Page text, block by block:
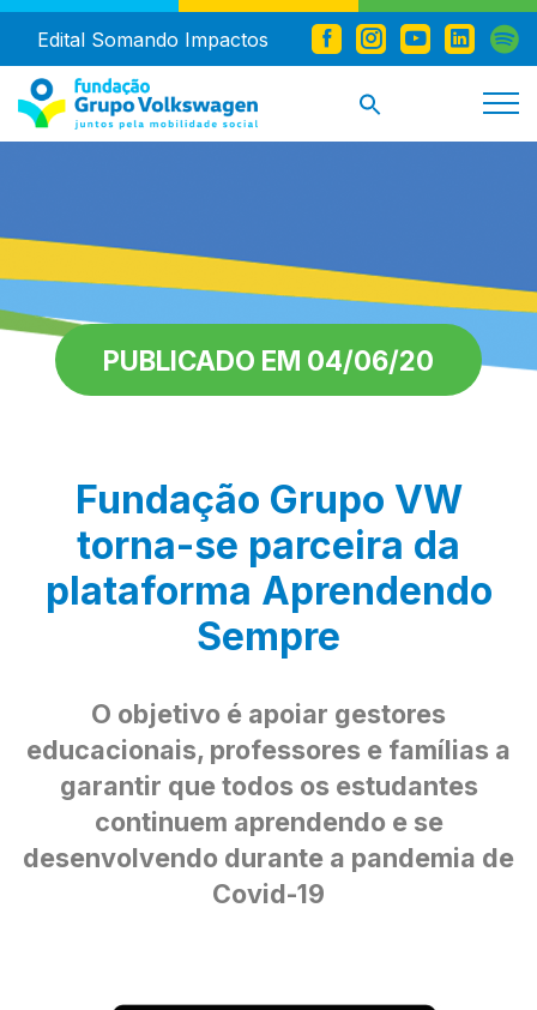
Edital Somando Impactos
PUBLICADO EM 04/06/20
Fundação Grupo VW
torna-se parceira da
plataforma Aprendendo
Sempre
O objetivo é apoiar gestores
educacionais, professores e famílias a
garantir que todos os estudantes
continuem aprendendo e se
desenvolvendo durante a pandemia de
Covid-19